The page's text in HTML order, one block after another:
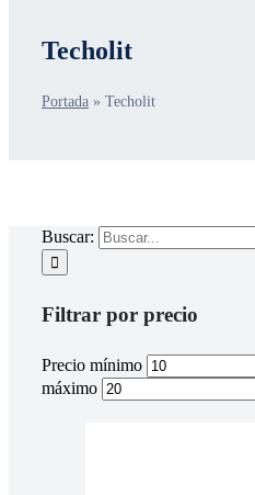
Techolit
Portada» Techolit
Buscar:
Filtrar por precio
Precio mínimo
máximo